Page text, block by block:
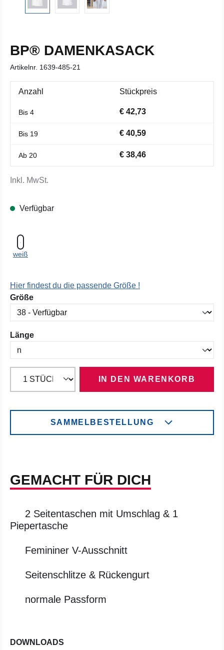
BP® DAMENKASACK
Artikelnr. 1639-485-21
Anzahl Stückpreis
Bis 4 € 42,73
Bis 19 € 40,59
Ab 20 € 38,46
Inkl. MwSt.
Verfügbar
weiß
Hier findest du die passende Größe !
Größeauswählen
Längeauswählen
IN DEN WARENKORB
SAMMELBESTELLUNG
GEMACHT FÜR DICH
2 Seitentaschen mit Umschlag & 1
Piepertasche
Femininer V-Ausschnitt
Seitenschlitze & Rückengurt
normale Passform
DOWNLOADS